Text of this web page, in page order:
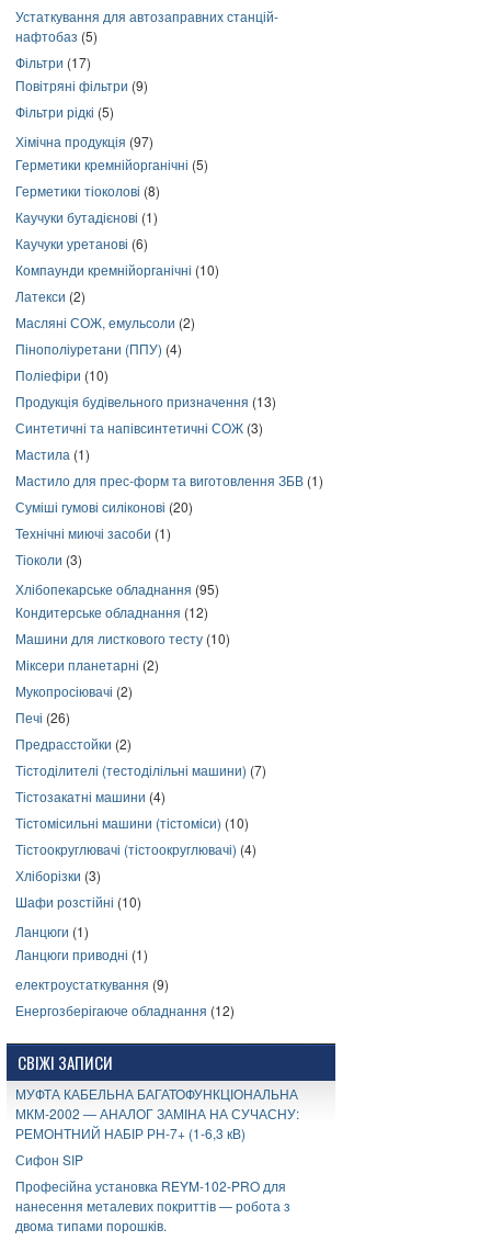
Устаткування для автозаправних станцій-
нафтобаз (5)
Фільтри (17)
Повітряні фільтри (9)
Фільтри рідкі (5)
Хімічна продукція (97)
Герметики кремнійорганічні (5)
Герметики тіоколові (8)
Каучуки бутадієнові (1)
Каучуки уретанові (6)
Компаунди кремнійорганічні (10)
Латекси (2)
Масляні СОЖ, емульсоли (2)
Пінополіуретани (ППУ) (4)
Поліефіри (10)
Продукція будівельного призначення (13)
Синтетичні та напівсинтетичні СОЖ (3)
Мастила (1)
Мастило для прес-форм та виготовлення ЗБВ (1)
Суміші гумові силіконові (20)
Технічні миючі засоби (1)
Тіоколи (3)
Хлібопекарське обладнання (95)
Кондитерське обладнання (12)
Машини для листкового тесту (10)
Міксери планетарні (2)
Мукопросіювачі (2)
Печі (26)
Предрасстойки (2)
Тістоділителі (тестоділільні машини) (7)
Тістозакатні машини (4)
Тістомісильні машини (тістоміси) (10)
Тістоокруглювачі (тістоокруглювачі) (4)
Хліборізки (3)
Шафи розстійні (10)
Ланцюги (1)
Ланцюги приводні (1)
електроустаткування (9)
Енергозберігаюче обладнання (12)
СВІЖІ ЗАПИСИ
МУФТА КАБЕЛЬНА БАГАТОФУНКЦІОНАЛЬНА
МКМ-2002 — АНАЛОГ ЗАМІНА НА СУЧАСНУ:
РЕМОНТНИЙ НАБІР РН-7+ (1-6,3 кВ)
Сифон SIP
Професійна установка REYM-102-PRO для
нанесення металевих покриттів — робота з
двома типами порошків.